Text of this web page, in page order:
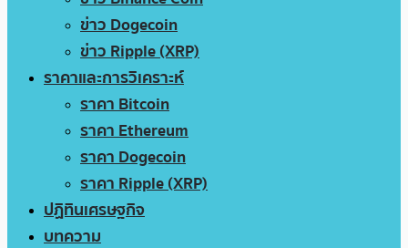
ข่าว Dogecoin
ข่าว Ripple (XRP)
ราคาและการวิเคราะห์
ราคา Bitcoin
ราคา Ethereum
ราคา Dogecoin
ราคา Ripple (XRP)
ปฏิทินเศรษฐกิจ
บทความ